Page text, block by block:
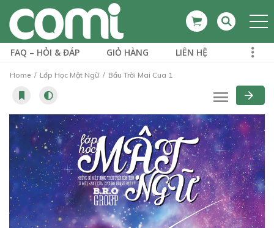
FAQ – HỎI & ĐÁP GIỎ HÀNG LIÊN HỆ
Home Lớp Học Mật Ngữ Bầu Trời Mai Cua 1